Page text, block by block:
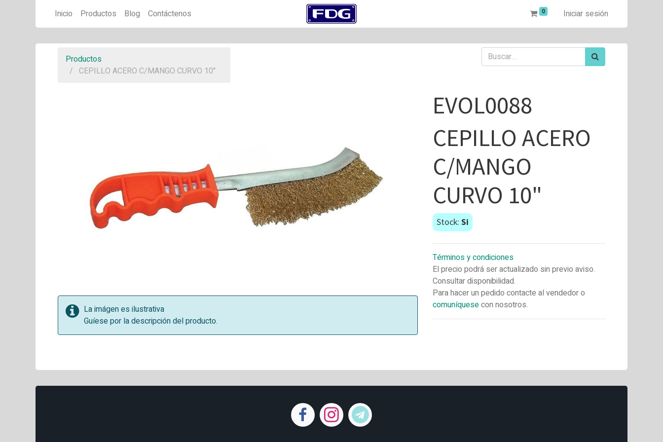
Inicio Productos Blog Contáctenos 0 Iniciar sesión
Productos
CEPILLO ACERO C/MANGO CURVO 10"
La imágen es ilustrativa
Guíese por la descripción del producto.
EVOL0088
CEPILLO ACERO
C/MANGO
CURVO 10"
Stock: Si
Términos y condiciones
El precio podrá ser actualizado sin previo aviso.
Consultar disponibilidad.
Para hacer un pedido contacte al vendedor o
comuníquesecon nosotros.